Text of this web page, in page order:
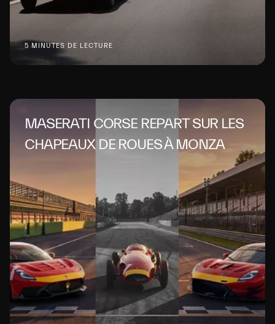
5 MINUTES DE LECTURE
MASERATI CORSE REPART SUR LES
CHAPEAUX DE ROUES À MONZA